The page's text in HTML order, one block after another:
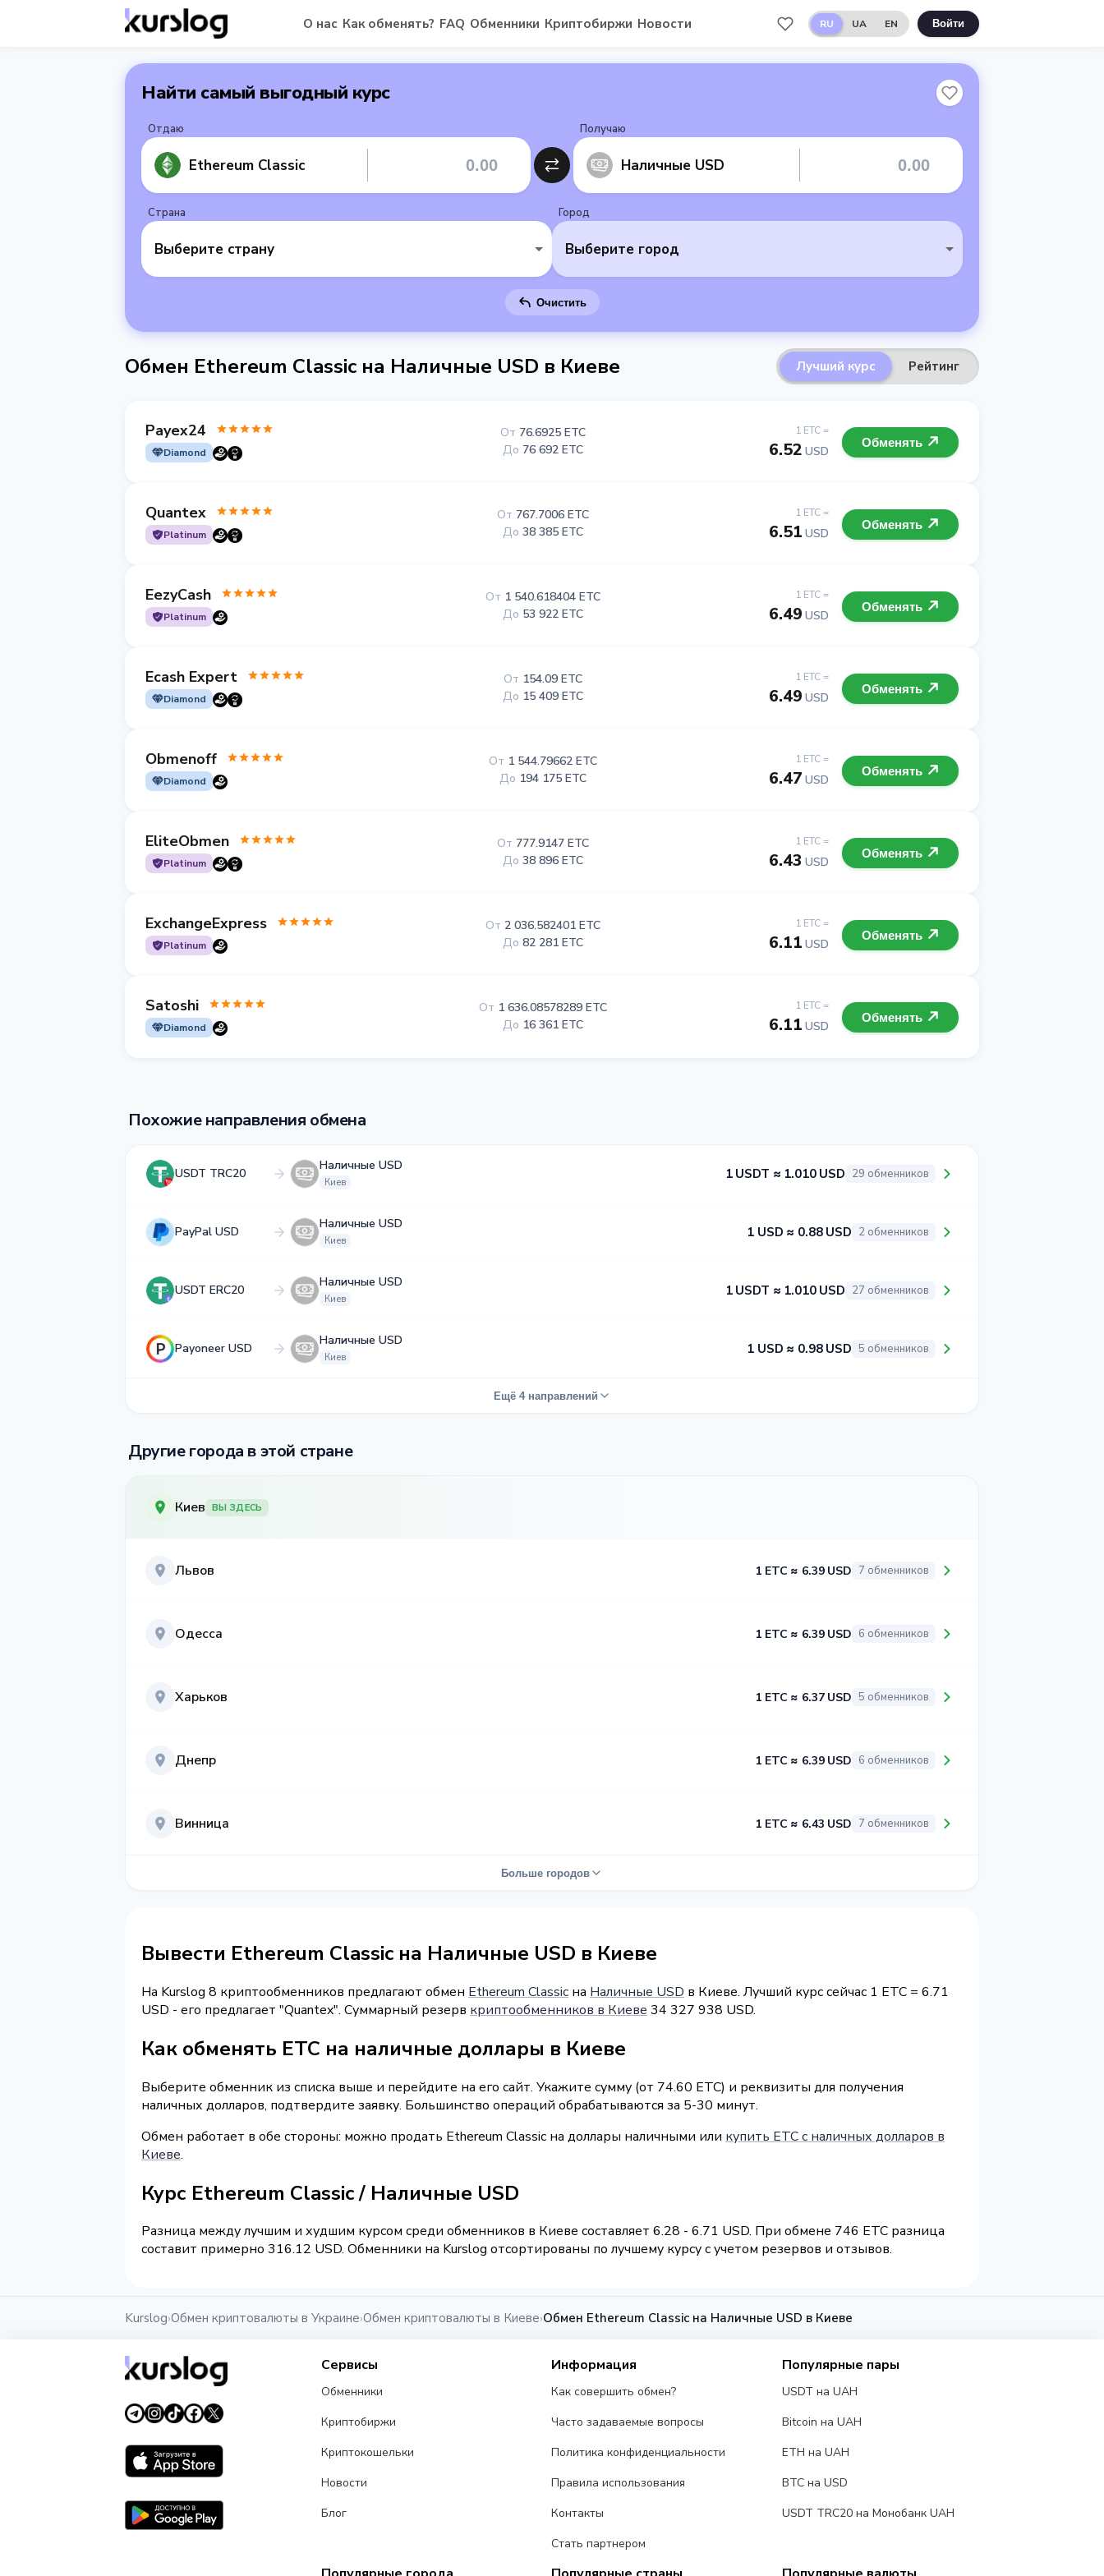
О нас Как обменять? FAQ Обменники Криптобиржи Новости RU UA EN Войти
Найти самый выгодный курс
Отдаю
Ethereum Classic
Получаю
Наличные USD
Страна
Выберите страну
Город
Выберите город
Очистить
Обмен Ethereum Classic на Наличные USD в Киеве Лучший курс Рейтинг
Payex24
Diamond
1 ETC =
6.52 USD
От 76.6925 ETC
До 76 692 ETC Обменять
Quantex
Platinum
1 ETC =
6.51 USD
От 767.7006 ETC
До 38 385 ETC Обменять
EezyCash
Platinum
1 ETC =
6.49 USD
От 1 540.618404 ETC
До 53 922 ETC Обменять
Ecash Expert
Diamond
1 ETC =
6.49 USD
От 154.09 ETC
До 15 409 ETC Обменять
Obmenoff
Diamond
1 ETC =
6.47 USD
От 1 544.79662 ETC
До 194 175 ETC Обменять
EliteObmen
Platinum
1 ETC =
6.43 USD
От 777.9147 ETC
До 38 896 ETC Обменять
ExchangeExpress
Platinum
1 ETC =
6.11 USD
От 2 036.582401 ETC
До 82 281 ETC Обменять
Satoshi
Diamond
1 ETC =
6.11 USD
От 1 636.08578289 ETC
До 16 361 ETC Обменять
Похожие направления обмена
USDT TRC20
Наличные USD
Киев
1 USDT ≈ 1.010 USD 29 обменников
PayPal USD
Наличные USD
Киев
1 USD ≈ 0.88 USD 2 обменников
USDT ERC20
Наличные USD
Киев
1 USDT ≈ 1.010 USD 27 обменников
Payoneer USD
Наличные USD
Киев
1 USD ≈ 0.98 USD 5 обменников
Ещё 4 направлений
Другие города в этой стране
Киев ВЫ ЗДЕСЬ
Львов 1 ETC ≈ 6.39 USD 7 обменников
Одесса 1 ETC ≈ 6.39 USD 6 обменников
Харьков 1 ETC ≈ 6.37 USD 5 обменников
Днепр 1 ETC ≈ 6.39 USD 6 обменников
Винница 1 ETC ≈ 6.43 USD 7 обменников
Больше городов
Вывести Ethereum Classic на Наличные USD в Киеве
На Kurslog 8 криптообменников предлагают обмен Ethereum Classic на Наличные USD в Киеве. Лучший курс сейчас 1 ETC = 6.71
USD - его предлагает "Quantex". Суммарный резерв криптообменников в Киеве 34 327 938 USD.
Как обменять ETC на наличные доллары в Киеве
Выберите обменник из списка выше и перейдите на его сайт. Укажите сумму (от 74.60 ETC) и реквизиты для получения
наличных долларов, подтвердите заявку. Большинство операций обрабатываются за 5-30 минут.
Обмен работает в обе стороны: можно продать Ethereum Classic на доллары наличными или купить ETC с наличных долларов в
Киеве.
Курс Ethereum Classic / Наличные USD
Разница между лучшим и худшим курсом среди обменников в Киеве составляет 6.28 - 6.71 USD. При обмене 746 ETC разница
составит примерно 316.12 USD. Обменники на Kurslog отсортированы по лучшему курсу с учетом резервов и отзывов.
Kurslog›Обмен криптовалюты в Украине›Обмен криптовалюты в Киеве›Обмен Ethereum Classic на Наличные USD в Киеве
Сервисы
Обменники
Криптобиржи
Криптокошельки
Новости
Блог
Информация
Как совершить обмен?
Часто задаваемые вопросы
Политика конфиденциальности
Правила использования
Контакты
Стать партнером
Популярные пары
USDT на UAH
Bitcoin на UAH
ETH на UAH
BTC на USD
USDT TRC20 на Монобанк UAH